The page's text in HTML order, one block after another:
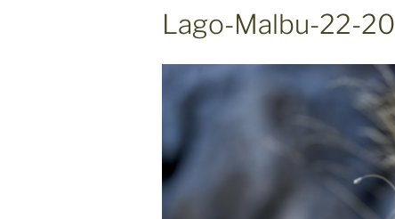
Lago-Malbu-22-20